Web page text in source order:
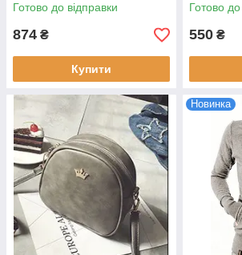
Готово до відправки
874 ₴
Купити
Готово до
550 ₴
Новинка